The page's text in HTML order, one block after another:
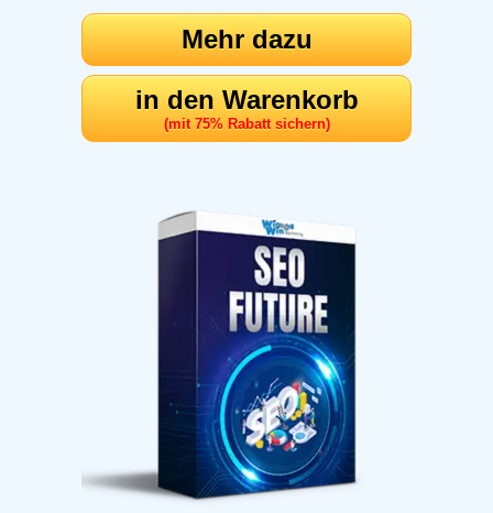
Mehr dazu
in den Warenkorb
(mit 75% Rabatt sichern)